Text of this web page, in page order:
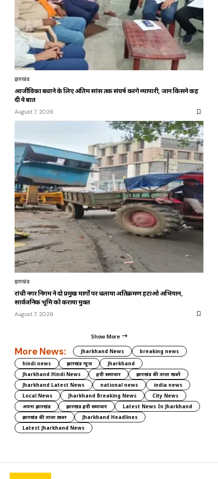
झारखंड
आजीविका बचाने के लिए अंतिम सांस तक संघर्ष करेंगे व्यापारी, जानें किसने कह
दी ये बात
August 7, 2026
झारखंड
रांची नगर निगम ने दो प्रमुख मार्गों पर चलाया अतिक्रमण हटाओ अभियान,
सार्वजनिक भूमि को कराया मुक्त
August 7, 2026
Show More
More News: Jharkhand News
breaking news
hindi news
झारखंड न्यूज़
Jharkhand
Jharkhand Hindi News
हिंदी समाचार
झारखंड की ताज़ा खबरें
Jharkhand Latest News
national news
india news
Local News
Jharkhand Breaking News
City News
अपना झारखंड
झारखंड हिंदी समाचार
Latest News In Jharkhand
झारखंड की ताज़ा ख़बर
Jharkhand Headlines
Latest Jharkhand News